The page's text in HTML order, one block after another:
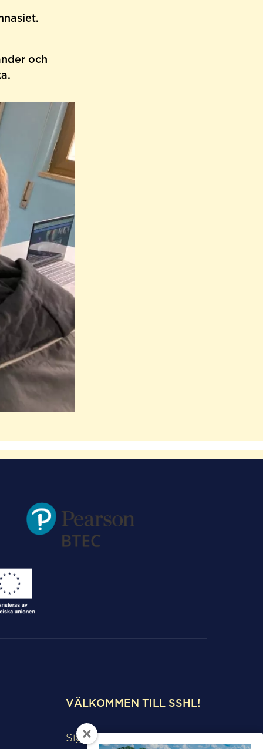
och
VÄLKOMMEN TILL SSHL!
Sigtunaskolan